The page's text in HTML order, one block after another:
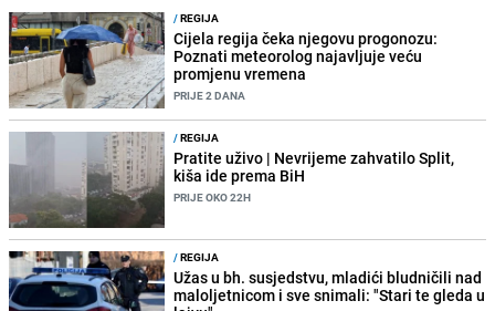
/REGIJA
Cijela regija čeka njegovu progonozu:
Poznati meteorolog najavljuje veću
promjenu vremena
PRIJE 2 DANA
/REGIJA
Pratite uživo | Nevrijeme zahvatilo Split,
kiša ide prema BiH
PRIJE OKO 22H
/REGIJA
Užas u bh. susjedstvu, mladići bludničili nad
maloljetnicom i sve snimali: "Stari te gleda u